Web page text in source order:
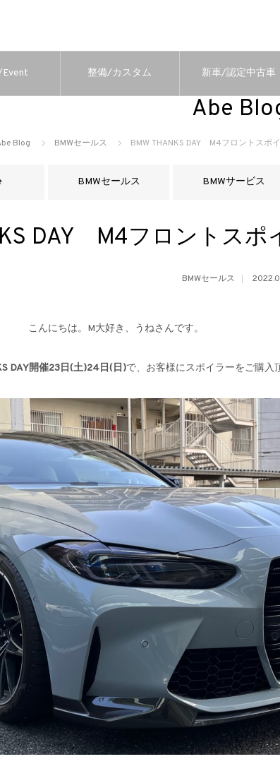
整備/カスタム 新車/認定中古車
Abe
Blog BMWセールス BMW THANKS DAY M4フロントス
BMWセールス BMWサービス
DAY M4フロントス
BMWセールス
こんにちは。M大好き、うねさんです。
DAY開催23日(土)24日(日)で、お客様にスポイラーをご購入